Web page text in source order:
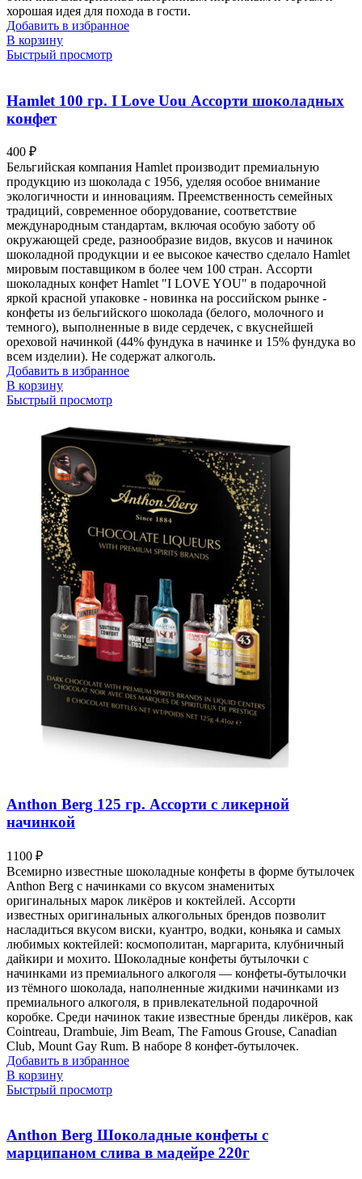
хорошая идея для похода в гости.
Добавить в избранное
В корзину
Быстрый просмотр
Hamlet 100 гр. I Love Uou Ассорти шоколадных
конфет
400 ₽
Бельгийская компания Hamlet производит премиальную
продукцию из шоколада c 1956, уделяя особое внимание
экологичности и инновациям. Преемственность семейных
традиций, современное оборудование, соответствие
международным стандартам, включая особую заботу об
окружающей среде, разнообразие видов, вкусов и начинок
шоколадной продукции и ее высокое качество сделало Hamlet
мировым поставщиком в более чем 100 стран. Ассорти
шоколадных конфет Hamlet "I LOVE YOU" в подарочной
яркой красной упаковке - новинка на российском рынке -
конфеты из бельгийского шоколада (белого, молочного и
темного), выполненные в виде сердечек, с вкуснейшей
ореховой начинкой (44% фундука в начинке и 15% фундука во
всем изделии). Не содержат алкоголь.
Добавить в избранное
В корзину
Быстрый просмотр
Anthon Berg 125 гр. Ассорти с ликерной
начинкой
1100 ₽
Всемирно известные шоколадные конфеты в форме бутылочек
Anthon Berg с начинками со вкусом знаменитых
оригинальных марок ликёров и коктейлей. Ассорти
известных оригинальных алкогольных брендов позволит
насладиться вкусом виски, куантро, водки, коньяка и самых
любимых коктейлей: космополитан, маргарита, клубничный
дайкири и мохито. Шоколадные конфеты бутылочки с
начинками из премиального алкоголя — конфеты-бутылочки
из тёмного шоколада, наполненные жидкими начинками из
премиального алкоголя, в привлекательной подарочной
коробке. Среди начинок такие известные бренды ликёров, как
Cointreau, Drambuie, Jim Beam, The Famous Grouse, Canadian
Club, Mount Gay Rum. В наборе 8 конфет-бутылочек.
Добавить в избранное
В корзину
Быстрый просмотр
Anthon Berg Шоколадные конфеты с
марципаном слива в мадейре 220г